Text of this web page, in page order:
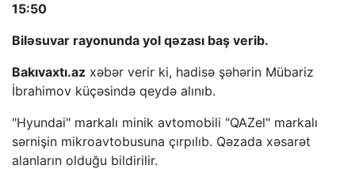
15:50
Biləsuvar rayonunda yol qəzası baş verib.
Bakıvaxtı.az xəbər verir ki, hadisə şəhərin Mübariz
İbrahimov küçəsində qeydə alınıb.
"Hyundai" markalı minik avtomobili "QAZel" markalı
sərnişin mikroavtobusuna çırpılıb. Qəzada xəsarət
alanların olduğu bildirilir.